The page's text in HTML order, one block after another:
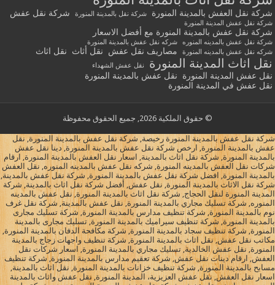
شركة نقل العفش بالمدينة المنورة شركة نقل بالمدينة المنورة شركة نقل عفش
شركة نقل عفش المدينة المنورة
شركة نقل عفش بالمدينة المنورة مع أفضل الاسعار
شركة نقل عفش بالمدينه المنوره
شركه نقل عفش بالمدينة المنورة
شركه نقل عفش بالمدينه المنورة
مصاريف نقل عفش نقل أثاث نقل اثاث
نقل اثاث المدينة المنورة نقل عفش الشهداء
نقل عفش المدينة المنورة
نقل عفش بالمدينة المنورة
نقل عفش في المدينة المنورة
© حقوق الملكية 2026, جميع الحقوق محفوظة
شركة نقل عفش بالمدينة المنورة رخيصة, شركة نقل عفش بالمدينة المنورة, نقل
عفش بالمدينة المنورة, ارخص شركة نقل عفش بالمدينة المنورة, دينا نقل عفش
بالمدينة المنورة, شركة نقل اثاث بالمدينة, اسعار نقل العفش بالمدينة المنورة, ارقام
شركات نقل العفش بالمدينه المنورة, شركه نقل عفش بالمدينه المنوره, نقل العفش
بالمدينة المنورة, افضل شركة نقل عفش بالمدينة المنورة, شركة نقل عفش بالمدينة,
شركة نقل الاثاث بالمدينة المنورة, نقل عفش, أفضل شركة نقل اثاث بالمدينة, شركة
المدينة المنورة لنقل الحجاج, شركة نقل اثاث بالمدينة المنورة, نقل عفش بالمدينه
المنوره, شركة تسليك مجاري بالمدينة المنورة, نقل عفش بالمدينة, شركة نقل غرف
نوم بالمدينة المنورة, شركة تنظيف مدارس بالمدينة المنورة, شركة تسليك مجارى
بالمدينة المنورة, شركة تنظيف سيراميك بالمدينة المنورة, تسليك مجارى بالمدينة
المنورة, شركة تنظيف سجاد بالمدينة المنورة, شركة مكافحة الدفان بالمدينة المنورة,
مكاتب نقل عفش, نقل اثاث بالمدينة المنورة, شركة تنظيف واجهات زجاج بالمدينة
المنورة, نقل عفش الخالدية, تسليك مجاري بالمدينة المنورة, اسعار شركات نقل
العفش, ارقام دينات نقل عفش, شركة تعقيم مدارس بالمدينة المنورة, شركة تنظيف
مسابح بالمدينة المنورة, شركة تنظيف خزانات بالمدينة المنورة, نقل اثاث بالمدينة,
اسعار نقل العفش, نقل عفش العزيزية، المدينة المنورة, نقل عفش واثاث بالمدينة